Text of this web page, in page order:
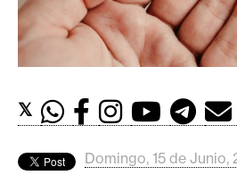
r
o
𝕏
Domingo, 15 de Junio,